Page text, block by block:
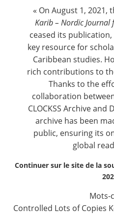
« On August 1, 2021,
Karib – Nordic Journal
ceased its
key resource for
Caribbean studies.
rich contributions to
Thanks to the
collaboration
CLOCKSS Archive and
archivehas been
public, ensuring its
global
Continuer sur le site de la
Mots-
Controlled Lots of Copies